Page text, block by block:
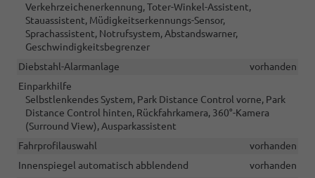
Verkehrzeichenerkennung, Toter-Winkel-Assistent,
Stauassistent, Müdigkeitserkennungs-Sensor,
Sprachassistent, Notrufsystem, Abstandswarner,
Geschwindigkeitsbegrenzer
Diebstahl-Alarmanlage
vorhanden
Einparkhilfe
Selbstlenkendes System, Park Distance Control vorne, Park
Distance Control hinten, Rückfahrkamera, 360°-Kamera
(Surround View), Ausparkassistent
Fahrprofilauswahl
vorhanden
Innenspiegel automatisch abblendend
vorhanden